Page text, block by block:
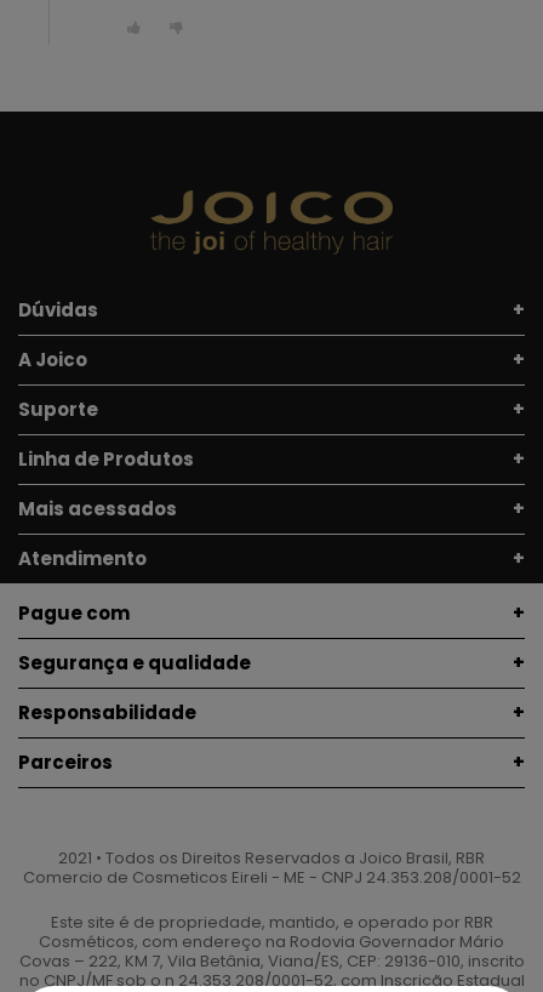
Dúvidas
A Joico
Suporte
Linha de Produtos
Mais acessados
Atendimento
Pague com
Segurança e qualidade
Responsabilidade
Parceiros
2021 • Todos os Direitos Reservados a Joico Brasil, RBR
Comercio de Cosmeticos Eireli - ME - CNPJ 24.353.208/0001-52
Este site é de propriedade, mantido, e operado por RBR
Cosméticos, com endereço na Rodovia Governador Mário
Covas – 222, KM 7, Vila Betânia, Viana/ES, CEP: 29136-010, inscrito
no CNPJ/MF sob o n 24.353.208/0001-52, com Inscrição Estadual